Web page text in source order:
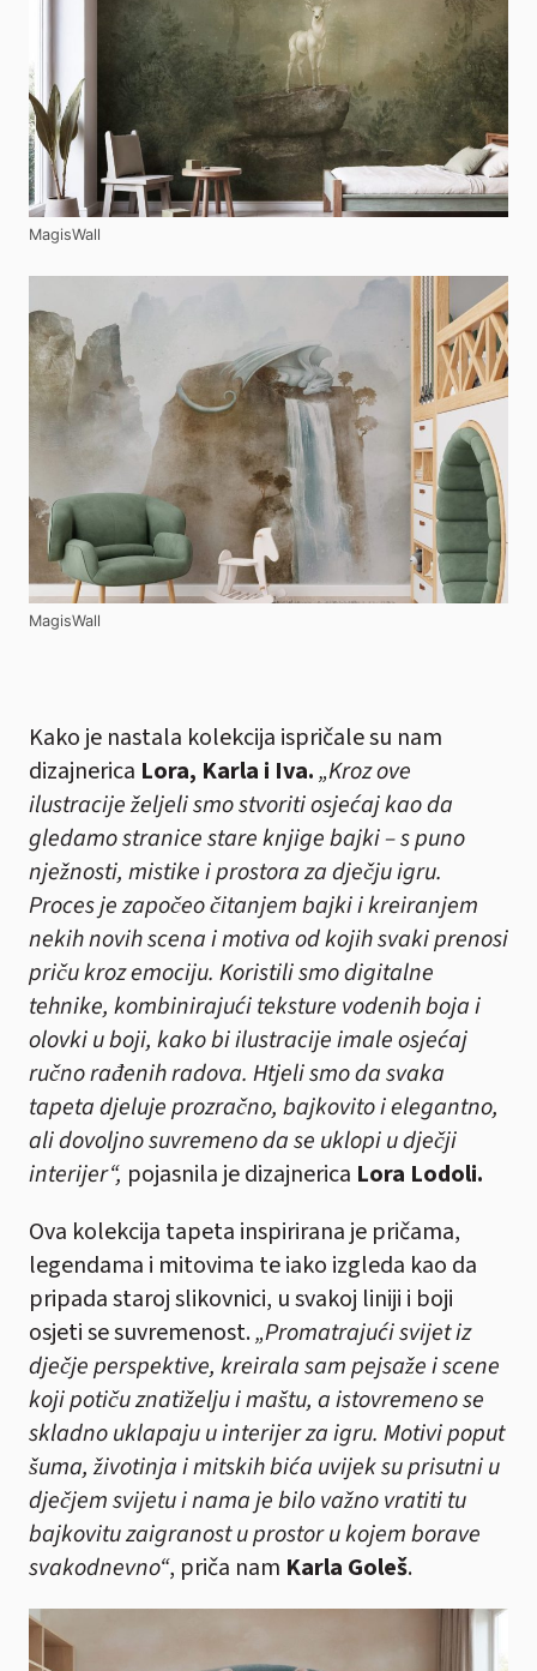
MagisWall
MagisWall
Kako je nastala kolekcija ispričale su nam
dizajnerica Lora, Karla i Iva.„Kroz ove
ilustracije željeli smo stvoriti osjećaj kao da
gledamo stranice stare knjige bajki – s puno
nježnosti, mistike i prostora za dječju igru.
Proces je započeo čitanjem bajki i kreiranjem
nekih novih scena i motiva od kojih svaki prenosi
priču kroz emociju. Koristili smo digitalne
tehnike, kombinirajući teksture vodenih boja i
olovki u boji, kako bi ilustracije imale osjećaj
ručno rađenih radova. Htjeli smo da svaka
tapeta djeluje prozračno, bajkovito i elegantno,
ali dovoljno suvremeno da se uklopi u dječji
interijer“, pojasnila je dizajnerica Lora Lodoli.
Ova kolekcija tapeta inspirirana je pričama,
legendama i mitovima te iako izgleda kao da
pripada staroj slikovnici, u svakoj liniji i boji
osjeti se suvremenost.„Promatrajući svijet iz
dječje perspektive, kreirala sam pejsaže i scene
koji potiču znatiželju i maštu, a istovremeno se
skladno uklapaju u interijer za igru. Motivi poput
šuma, životinja i mitskih bića uvijek su prisutni u
dječjem svijetu i nama je bilo važno vratiti tu
bajkovitu zaigranost u prostor u kojem borave
svakodnevno“, priča nam Karla Goleš.